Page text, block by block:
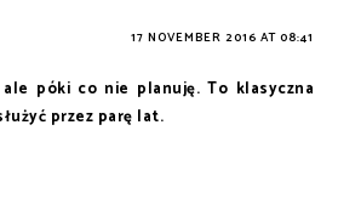
17 NOVEMBER 2016 AT 08:41
ale póki co nie planuję. To klasyczna
przez parę lat.